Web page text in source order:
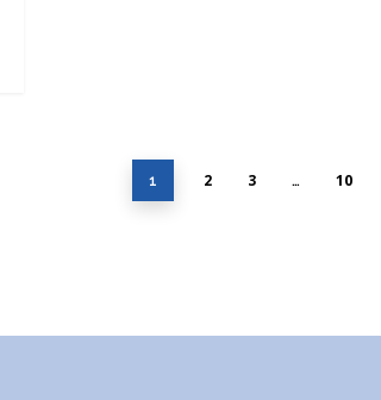
1 2 3 … 10